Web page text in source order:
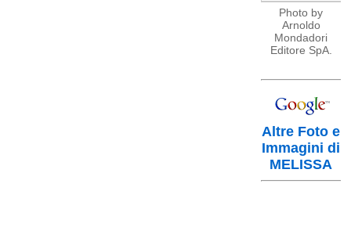
Photo by
Arnoldo
Mondadori
Editore SpA.
Altre Foto e
Immagini di
MELISSA